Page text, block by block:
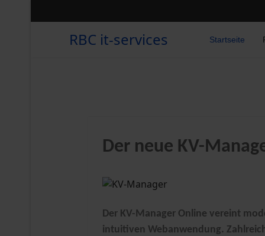
RBC it-services Startseite
Der neue KV-
Der KV-Manager Online vereint
intuitiven Webanwendung.